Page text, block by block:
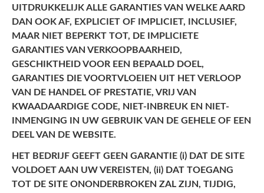
UITDRUKKELIJK ALLE GARANTIES VAN WELKE AARD
DAN OOK AF, EXPLICIET OF IMPLICIET, INCLUSIEF,
MAAR NIET BEPERKT TOT, DE IMPLICIETE
GARANTIES VAN VERKOOPBAARHEID,
GESCHIKTHEID VOOR EEN BEPAALD DOEL,
GARANTIES DIE VOORTVLOEIEN UIT HET VERLOOP
VAN DE HANDEL OF PRESTATIE, VRIJ VAN
KWAADAARDIGE CODE, NIET-INBREUK EN NIET-
INMENGING IN UW GEBRUIK VAN DE GEHELE OF EEN
DEEL VAN DE WEBSITE.
HET BEDRIJF GEEFT GEEN GARANTIE (i) DAT DE SITE
VOLDOET AAN UW VEREISTEN, (ii) DAT TOEGANG
TOT DE SITE ONONDERBROKEN ZAL ZIJN, TIJDIG,